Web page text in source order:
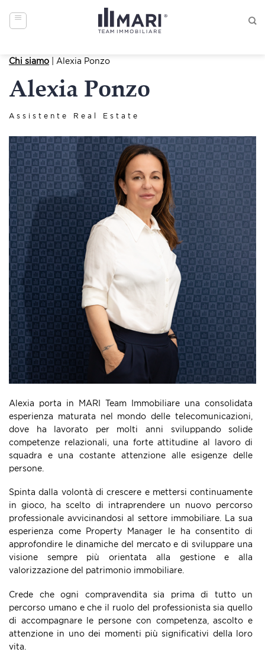
content
Chi siamo | Alexia Ponzo
Alexia Ponzo
Assistente Real Estate
Alexia porta in MARI Team Immobiliare una consolidata
esperienza maturata nel mondo delle telecomunicazioni,
dove ha lavorato per molti anni sviluppando solide
competenze relazionali, una forte attitudine al lavoro di
squadra e una costante attenzione alle esigenze delle
persone.
Spinta dalla volontà di crescere e mettersi continuamente
in gioco, ha scelto di intraprendere un nuovo percorso
professionale avvicinandosi al settore immobiliare. La sua
esperienza come Property Manager le ha consentito di
approfondire le dinamiche del mercato e di sviluppare una
visione sempre più orientata alla gestione e alla
valorizzazione del patrimonio immobiliare.
Crede che ogni compravendita sia prima di tutto un
percorso umano e che il ruolo del professionista sia quello
di accompagnare le persone con competenza, ascolto e
attenzione in uno dei momenti più significativi della loro
vita.